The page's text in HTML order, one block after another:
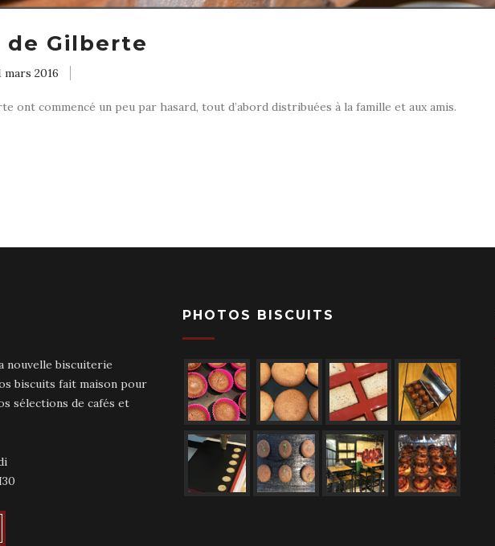
Gilberte
mars 2016
ont commencé un peu par hasard, tout d’abord distribuées à la famille et aux amis.
nouvelle biscuiterie
biscuits fait maison pour
sélections de cafés et
PHOTOS BISCUITS